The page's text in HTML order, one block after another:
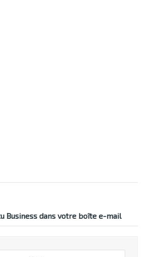
Business dans votre boîte e-mail